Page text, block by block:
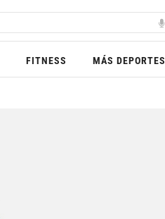
FITNESS MÁS DEPORTES